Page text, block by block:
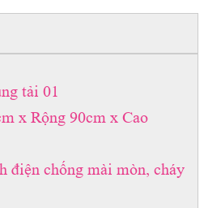
tải 01
x Rộng 90cm x Cao
điện chống mài mòn, cháy